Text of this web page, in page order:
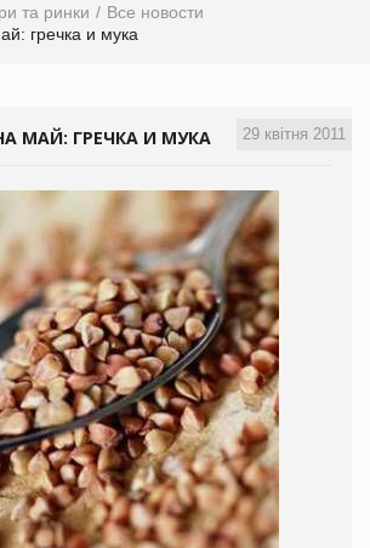
та ринки
Все новости
гречка и мука
29 квітня 2011
МАЙ: ГРЕЧКА И МУКА